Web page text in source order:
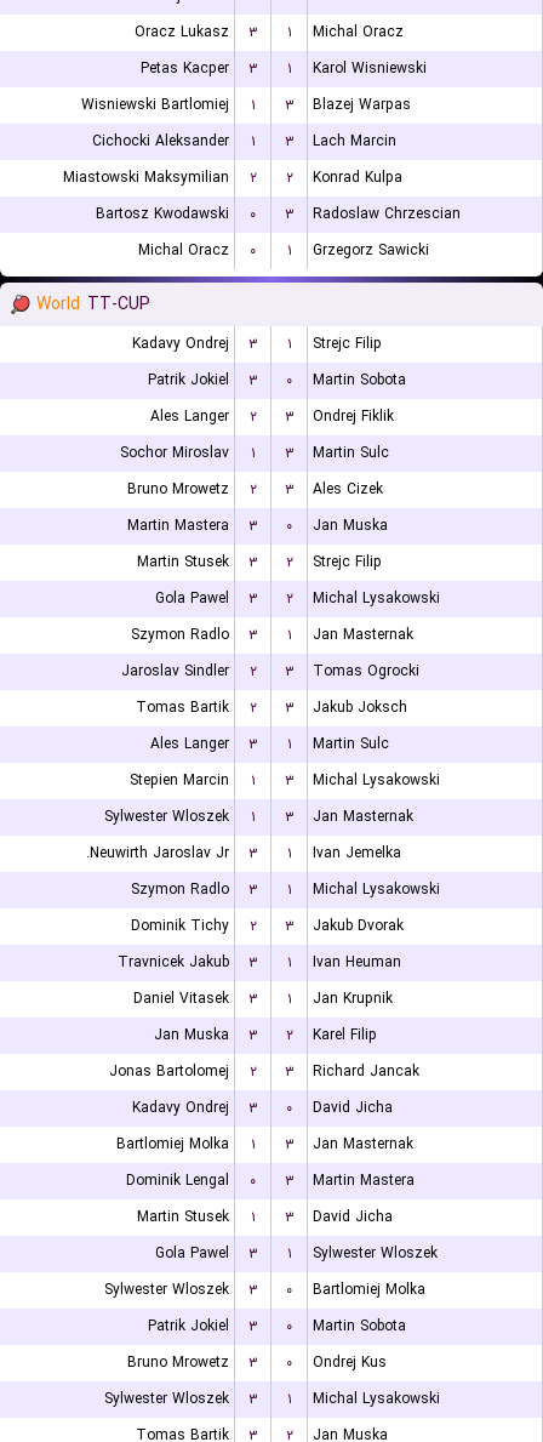
Oracz Lukasz
۳ ۱
Michal Oracz
Petas Kacper
۳ ۱
Karol Wisniewski
Wisniewski Bartlomiej
۱ ۳
Blazej Warpas
Cichocki Aleksander
۱ ۳
Lach Marcin
Miastowski Maksymilian
۲ ۲
Konrad Kulpa
Bartosz Kwodawski
۰ ۳
Radoslaw Chrzescian
Michal Oracz
۰ ۱ Grzegorz Sawicki
World TT-CUP
Kadavy Ondrej ۳ ۱
Strejc Filip
Patrik Jokiel
۳ ۰
Martin Sobota
Ales Langer
۲ ۳
Ondrej Fiklik
Sochor Miroslav
۱ ۳
Martin Sulc
Bruno Mrowetz
۲ ۳
Ales Cizek
Martin Mastera
۳ ۰
Jan Muska
Martin Stusek
۳ ۲
Strejc Filip
Gola Pawel
۳ ۲
Michal Lysakowski
Szymon Radlo
۳ ۱
Jan Masternak
Jaroslav Sindler
۲ ۳
Tomas Ogrocki
Tomas Bartik
۲ ۳
Jakub Joksch
Ales Langer
۳ ۱
Martin Sulc
Stepien Marcin
۱ ۳
Michal Lysakowski
Sylwester Wloszek
۱ ۳
Jan Masternak
Neuwirth Jaroslav Jr.
۳ ۱
Ivan Jemelka
Szymon Radlo
۳ ۱
Michal Lysakowski
Dominik Tichy
۲ ۳
Jakub Dvorak
Travnicek Jakub
۳ ۱
Ivan Heuman
Daniel Vitasek
۳ ۱
Jan Krupnik
Jan Muska
۳ ۲
Karel Filip
Jonas Bartolomej
۲ ۳
Richard Jancak
Kadavy Ondrej
۳ ۰
David Jicha
Bartlomiej Molka
۱ ۳
Jan Masternak
Dominik Lengal
۰ ۳
Martin Mastera
Martin Stusek
۱ ۳
David Jicha
Gola Pawel
۳ ۱
Sylwester Wloszek
Sylwester Wloszek
۳ ۰
Bartlomiej Molka
Patrik Jokiel
۳ ۰
Martin Sobota
Bruno Mrowetz
۳ ۰
Ondrej Kus
Sylwester Wloszek
۳ ۱
Michal Lysakowski
Tomas Bartik
۳ ۲
Jan Muska